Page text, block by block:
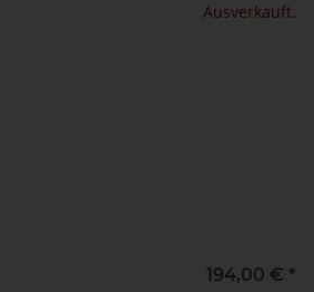
Ausverkauft.
194,00 € *